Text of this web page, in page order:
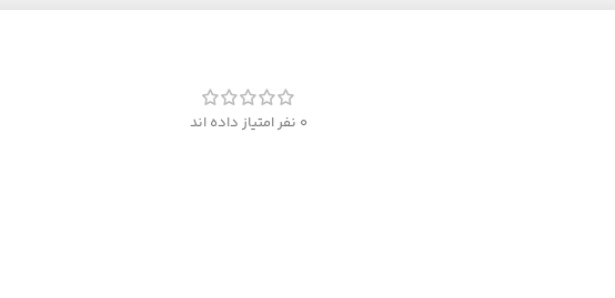
0 نفر امتیاز داده اند